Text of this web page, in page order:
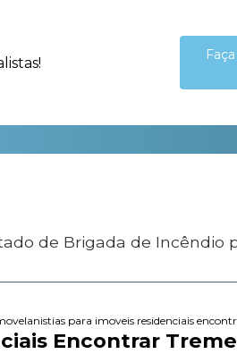
de Brigada de Incêndio
anistias para imoveis residenciais
Encontrar